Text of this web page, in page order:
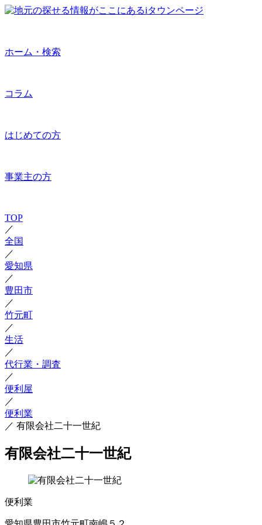
ホーム・検索
コラム
はじめての方
事業主の方
TOP
／
全国
／
愛知県
／
豊田市
／
竹元町
／
生活
／
代行業・調査
／
便利屋
／
便利業
／ 有限会社二十一世紀
有限会社二十一世紀
便利業